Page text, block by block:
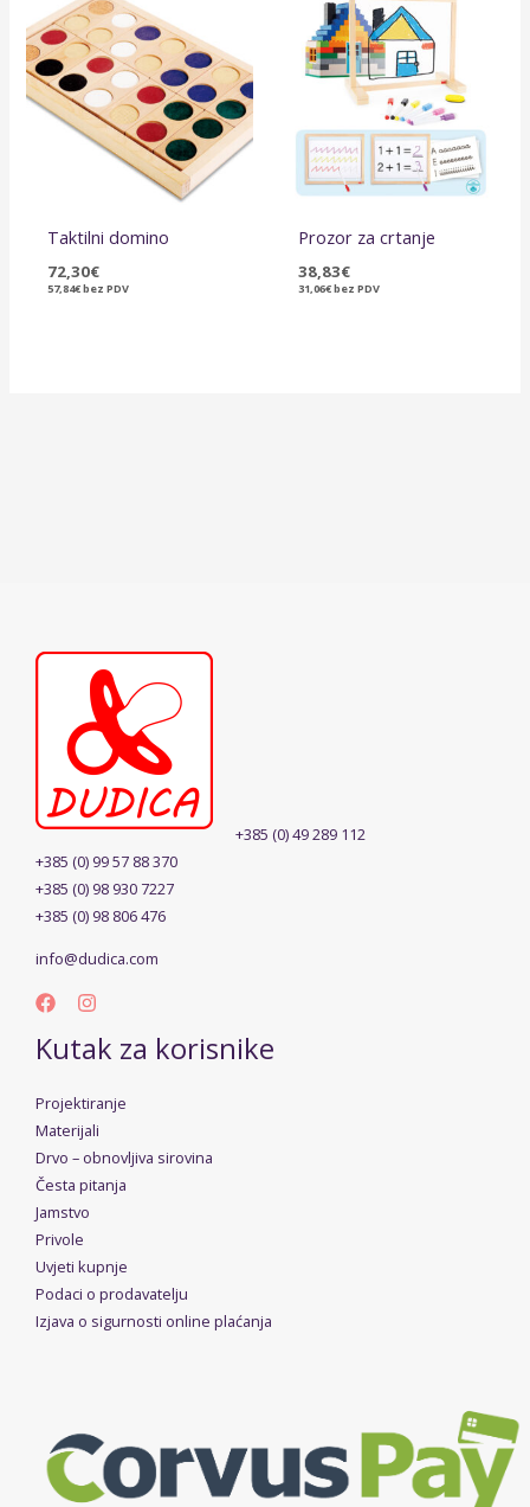
Taktilni domino
72,30€
57,84€bez PDV
Prozor za crtanje
38,83€
31,06€bez PDV
+385 (0) 49 289 112
+385 (0) 99 57 88 370
+385 (0) 98 930 7227
+385 (0) 98 806 476
info@dudica.com
Kutak za korisnike
Projektiranje
Materijali
Drvo – obnovljiva sirovina
Česta pitanja
Jamstvo
Privole
Uvjeti kupnje
Podaci o prodavatelju
Izjava o sigurnosti online plaćanja